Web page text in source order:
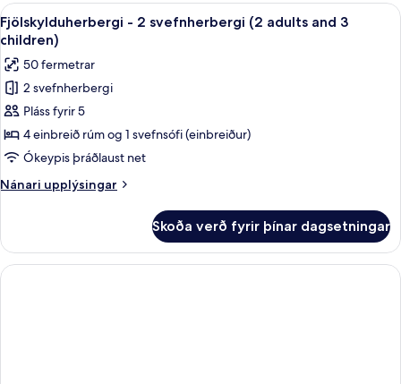
child)
svefnherbergi
(3
and
child)
Skoða
allar
myndir
fyrir
Fjölskylduherbergi
-
2
svefnherbergi
(2
adults
3
children)
Dúnsængur, rúm með „pillowtop“-
9
Fjölskylduherbergi - 2 svefnherbergi (2 adults and 3
children)
50 fermetrar
2 svefnherbergi
Pláss fyrir 5
4 einbreið rúm og 1 svefnsófi (einbreiður)
Ókeypis þráðlaust net
Nánari upplýsingar
Nánari
-
svefnherbergi
Skoða verð fyrir þínar dagsetningar